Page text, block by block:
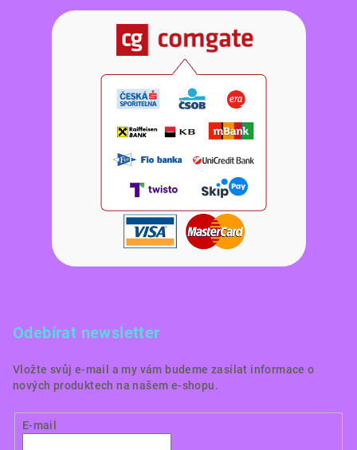
Odebírat newsletter
Vložte svůj e-mail a my vám budeme zasílat informace o
nových produktech na našem e-shopu.
E-mail